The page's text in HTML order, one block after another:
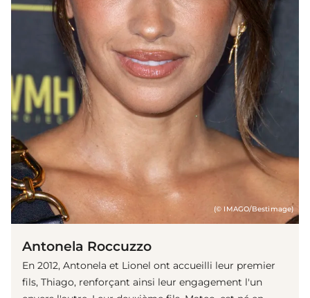
(© IMAGO/Bestimage)
Antonela Roccuzzo
En 2012, Antonela et Lionel ont accueilli leur premier
fils, Thiago, renforçant ainsi leur engagement l'un